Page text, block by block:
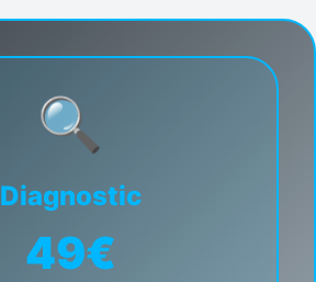
🔍
Diagnostic
49€